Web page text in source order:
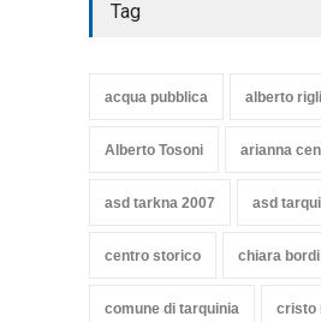
Tag
acqua pubblica alberto
Alberto Tosoni arianna
asd tarkna 2007 asd
centro storico chiara bordi
comune di tarquinia cristo